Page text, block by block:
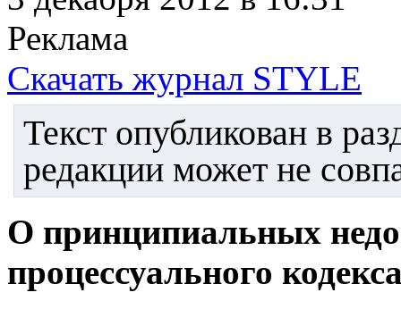
3 декабря 2012 в 16:31
Реклама
Скачать журнал STYLE
Текст опубликован в
редакции может не
О принципиальных
процессуального